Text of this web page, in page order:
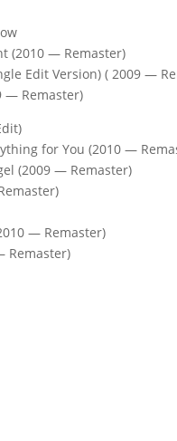
(2010 — Remaster)
Edit Version) ( 2009 —
— Remaster)
for You (2010 —
(2009 — Remaster)
— Remaster)
Remaster)